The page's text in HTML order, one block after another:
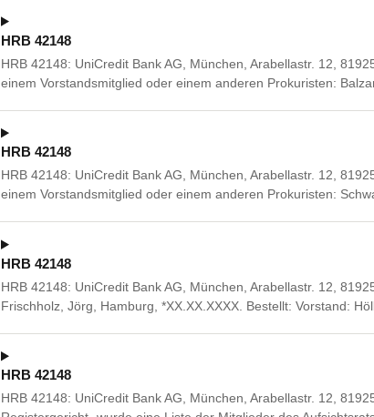
HRB 42148
HRB 42148: UniCredit Bank AG, München, Arabellastr. 12,
einem Vorstandsmitglied oder einem anderen Prokuristen:
HRB 42148
HRB 42148: UniCredit Bank AG, München, Arabellastr. 12,
einem Vorstandsmitglied oder einem anderen Prokuristen:
HRB 42148
HRB 42148: UniCredit Bank AG, München, Arabellastr. 12,
Frischholz, Jörg, Hamburg, *XX.XX.XXXX. Bestellt: Vorstand:
HRB 42148
HRB 42148: UniCredit Bank AG, München, Arabellastr. 12,